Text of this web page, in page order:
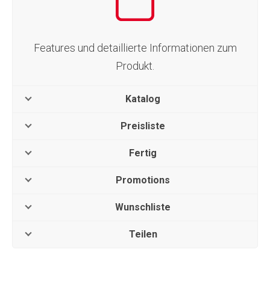
Features und detaillierte Informationen zum
Produkt.
Katalog
Preisliste
Fertig
Promotions
Wunschliste
Teilen